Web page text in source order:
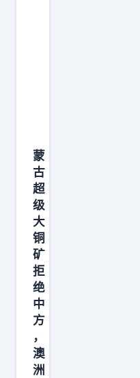
根
据
日
本
共
同
社
报
道
日
媒
蒙
古
超
级
大
铜
矿
拒
绝
中
方
，
澳
洲